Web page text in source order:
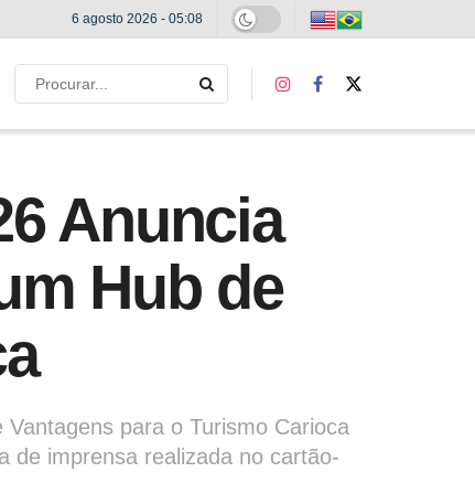
6 agosto 2026 - 05:08
Anuncia
Hub de
para o Turismo Carioca
de imprensa realizada no cartão-